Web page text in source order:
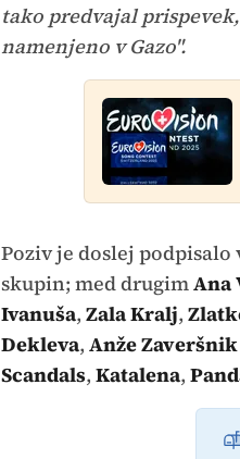
tako predvajal
namenjeno v Gazo".
Poziv je doslej
skupin; med drugimAna
Ivanuša, Zala Kralj,
Dekleva, Anže Zaveršnik
Scandals, Katalena,